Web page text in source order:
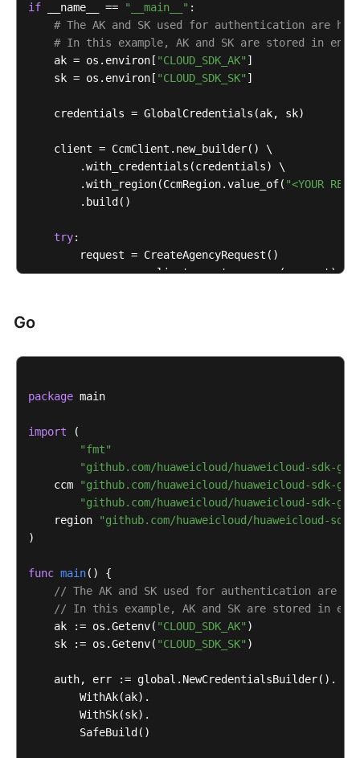
域
            System.out.println(e.getRequestId());
            System.out.println(e.getErrorCode());
            System.out.println(e.getErrorMsg());
        }
if __name__ == "__main__" :
# The AK and SK used for authentication are
# In this example, AK and SK are stored in
    ak = os.environ[
"CLOUD_SDK_AK" ]
    sk = os.environ[
"CLOUD_SDK_SK" ]
    credentials = GlobalCredentials(ak, sk)
    client = CcmClient.new_builder() \
        .with_credentials(credentials) \
        .with_region(CcmRegion.value_of(
"<YOUR
        .build()
try:
        request = CreateAgencyRequest()
        response = client.create_agency(request)
print(e.error_code)
Go
package main
import (
"fmt"
"github.com/huaweicloud/huaweicloud-sdk-
    ccm
"github.com/huaweicloud/huaweicloud-sdk-
"github.com/huaweicloud/huaweicloud-sdk-
    region
"github.com/huaweicloud/huaweicloud-
)
func main()
{
// The AK and SK used for authentication are
// In this example, AK and SK are stored in
    ak := os.Getenv(
"CLOUD_SDK_AK" )
    sk := os.Getenv(
"CLOUD_SDK_SK" )
    auth, err := global.NewCredentialsBuilder().
        WithAk(ak).
        WithSk(sk).
        SafeBuild()